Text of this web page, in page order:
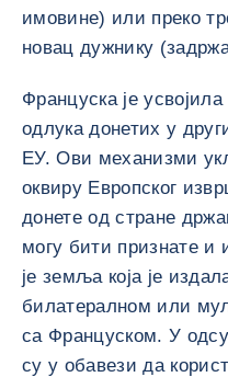
имовине) или преко
новац дужнику
Француска је
одлука донетих у
ЕУ. Ови механизми
оквиру Европског
донете од стране
могу бити признате
је земља која је
билатералном или
са Француском. У
су у обавези да